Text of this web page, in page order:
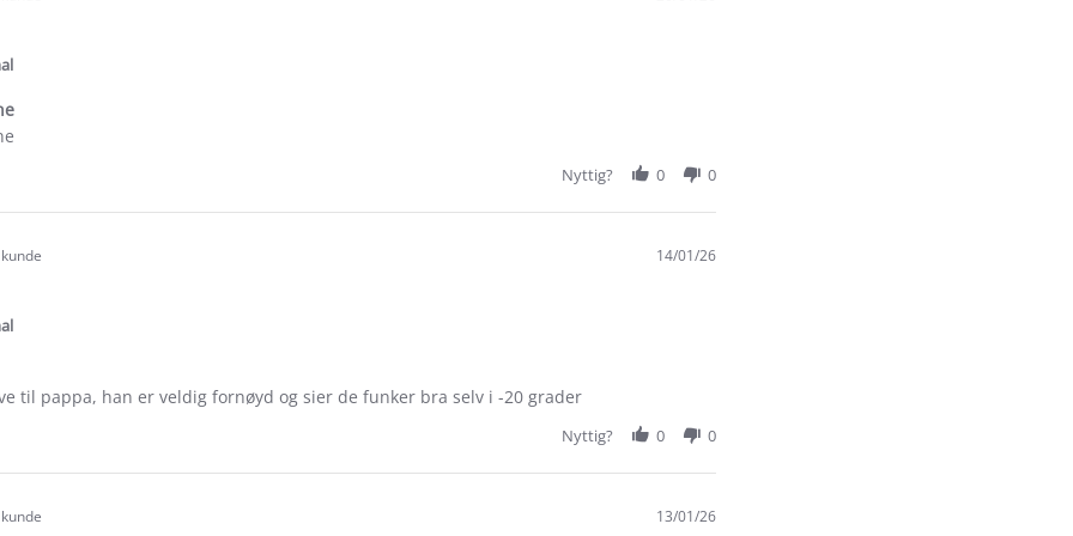
Nyttig? 0 0
14/01/26
til pappa, han er veldig fornøyd og sier de funker bra selv i -20 grader
Nyttig? 0 0
13/01/26